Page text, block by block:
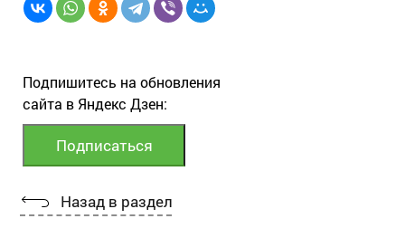
Подпишитесь на обновления
сайта в Яндекс Дзен:
Назад в раздел